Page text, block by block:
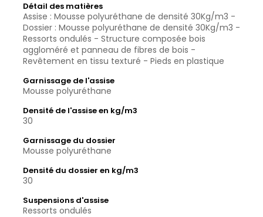
Détail des matières
Assise : Mousse polyuréthane de densité 30Kg/m3 -
Dossier : Mousse polyuréthane de densité 30Kg/m3 -
Ressorts ondulés - Structure composée bois
aggloméré et panneau de fibres de bois -
Revêtement en tissu texturé - Pieds en plastique
Garnissage de l'assise
Mousse polyuréthane
Densité de l'assise en kg/m3
30
Garnissage du dossier
Mousse polyuréthane
Densité du dossier en kg/m3
30
Suspensions d'assise
Ressorts ondulés